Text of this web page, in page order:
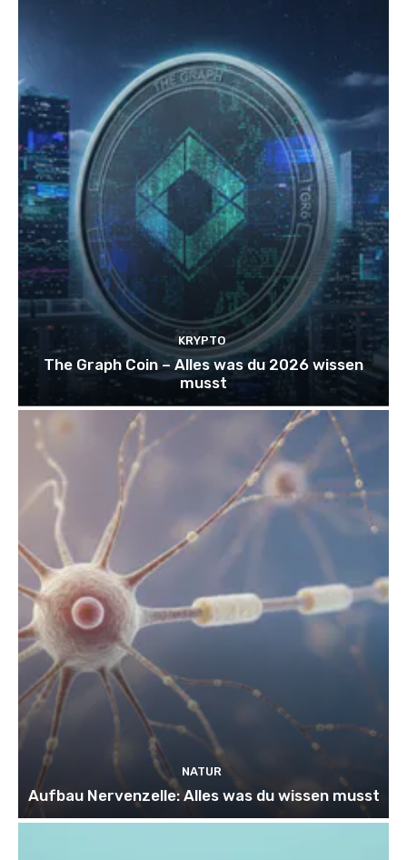
KRYPTO
The Graph Coin – Alles was du 2026 wissen
musst
NATUR
Aufbau Nervenzelle: Alles was du wissen musst